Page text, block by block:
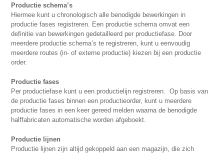
Productie schema’s
Hiermee kunt u chronologisch alle benodigde bewerkingen in
productie fases registreren. Een productie schema omvat een
definitie van bewerkingen gedetailleerd per productiefase. Door
meerdere productie schema’s te registreren, kunt u eenvoudig
meerdere routes (in- of externe productie) kiezen bij een productie
order.
Productie fases
Per productiefase kunt u een productielijn registreren. Op basis van
de productie fases binnen een productieorder, kunt u meerdere
productie fases in een keer gereed melden waarna de benodigde
halffabricaten automatische worden afgeboekt.
Productie lijnen
Productie lijnen zijn altijd gekoppeld aan een magazijn, die zich